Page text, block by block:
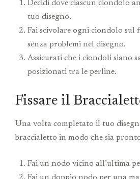
Decidi dove ciascun ciondolo
tuo disegno.
Fai scivolare ogni ciondolo
senza problemi nel disegno.
Assicurati che i ciondoli siano
posizionati tra le perline.
Fissare il
Una volta completato il tuo
braccialetto in modo che sia
Fai un nodo vicino all’ultima